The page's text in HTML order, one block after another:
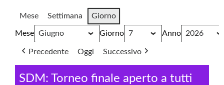
Mese Settimana Giorno
Mese Giorno Anno
Precedente Oggi Successivo
SDM: Torneo finale aperto a tutti